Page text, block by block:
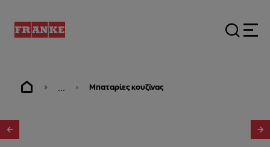
... Μπαταρίες κουζίνας